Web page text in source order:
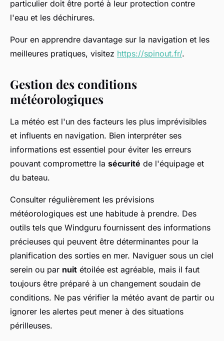
particulier doit être porté à leur protection contre
l'eau et les déchirures.
Pour en apprendre davantage sur la navigation et les
meilleures pratiques, visitez https://spinout.fr/.
Gestion des conditions
météorologiques
La météo est l'un des facteurs les plus imprévisibles
et influents en navigation. Bien interpréter ses
informations est essentiel pour éviter les erreurs
pouvant compromettre la sécurité de l'équipage et
du bateau.
Consulter régulièrement les prévisions
météorologiques est une habitude à prendre. Des
outils tels que Windguru fournissent des informations
précieuses qui peuvent être déterminantes pour la
planification des sorties en mer. Naviguer sous un ciel
serein ou par nuit étoilée est agréable, mais il faut
toujours être préparé à un changement soudain de
conditions. Ne pas vérifier la météo avant de partir ou
ignorer les alertes peut mener à des situations
périlleuses.